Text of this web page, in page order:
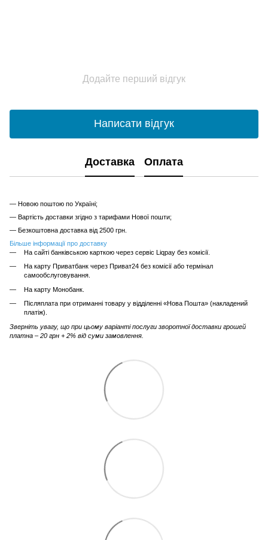
Додайте перший відгук
Написати відгук
Доставка Оплата
— Новою поштою по Україні;
— Вартість доставки згідно з тарифами Нової пошти;
— Безкоштовна доставка від 2500 грн.
Більше інформації про доставку
На сайті банківською карткою через сервіс Liqpay без комісії.
На карту Приватбанк через Приват24 без комісії або термінал
самообслуговування.
На карту Монобанк.
Післяплата при отриманні товару у відділенні «Нова Пошта» (накладений
платіж).
Зверніть увагу, що при цьому варіанті послуги зворотної доставки грошей
платна – 20 грн + 2% від суми замовлення.